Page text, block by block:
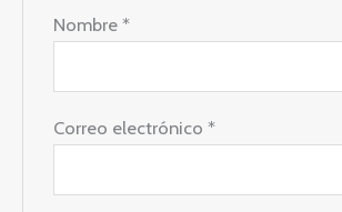
Nombre*
Correo electrónico*